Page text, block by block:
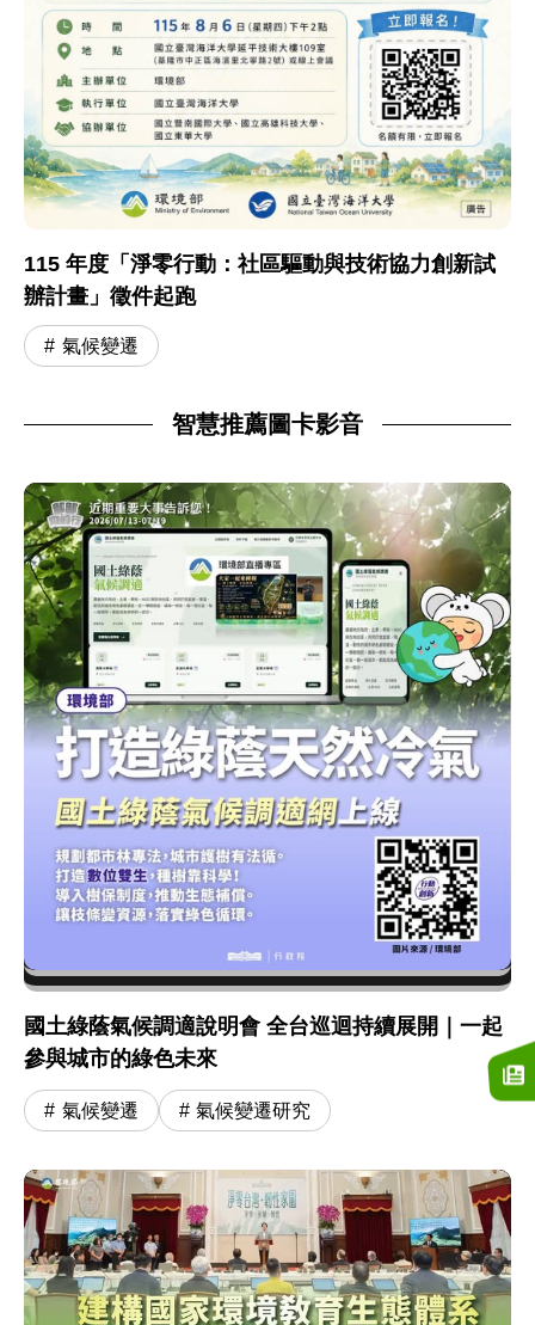
115 年度「淨零行動：社區驅動與技術協力創新試
辦計畫」徵件起跑
氣候變遷
智慧推薦圖卡影音
國土綠蔭氣候調適說明會 全台巡迴持續展開｜一起
參與城市的綠色未來
氣候變遷 氣候變遷研究